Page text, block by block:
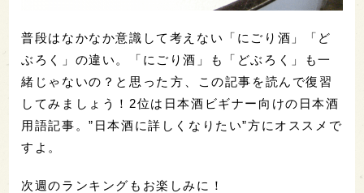
普段はなかなか意識して考えない「にごり酒」「ど
ぶろく」の違い。「にごり酒」も「どぶろく」も一
緒じゃないの？と思った方、この記事を読んで復習
してみましょう！2位は日本酒ビギナー向けの日本酒
用語記事。”日本酒に詳しくなりたい”方にオススメで
すよ。
次週のランキングもお楽しみに！